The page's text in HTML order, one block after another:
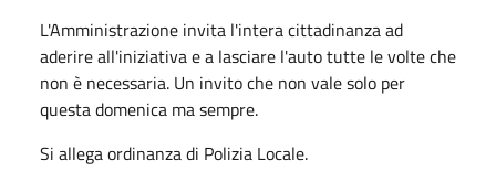
L'Amministrazione invita l'intera cittadinanza ad
aderire all'iniziativa e a lasciare l'auto tutte le volte che
non è necessaria. Un invito che non vale solo per
questa domenica ma sempre.
Si allega ordinanza di Polizia Locale.